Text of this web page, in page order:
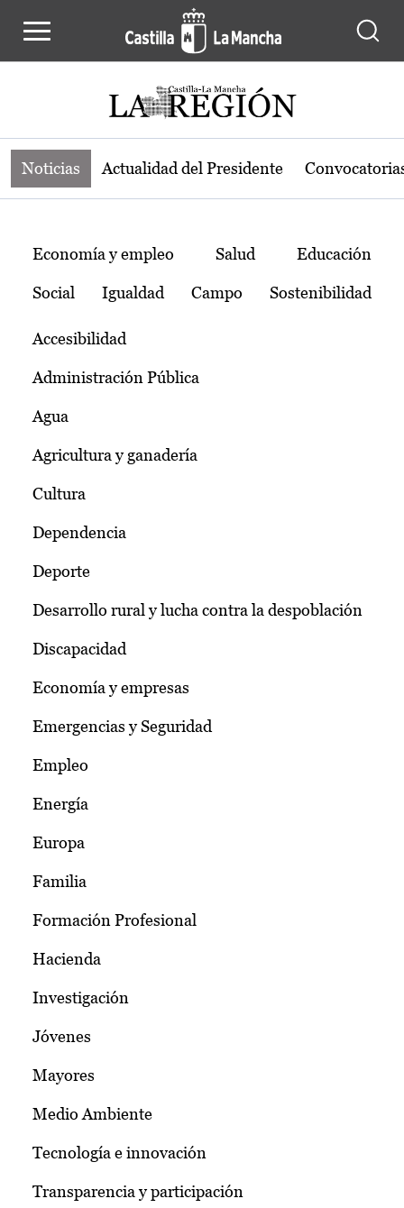
Noticias de la región de Castilla-La
Noticias Actualidad del Presidente
Temas
Economía y empleo Salud Educación
Social Igualdad Campo Sostenibilidad
Accesibilidad
Administración Pública
Agua
Agricultura y ganadería
Cultura
Dependencia
Deporte
Desarrollo rural y lucha contra la despoblación
Discapacidad
Economía y empresas
Emergencias y Seguridad
Empleo
Energía
Europa
Familia
Formación Profesional
Hacienda
Investigación
Jóvenes
Mayores
Medio Ambiente
Tecnología e innovación
Transparencia y participación